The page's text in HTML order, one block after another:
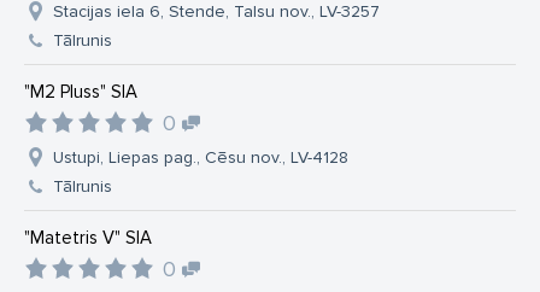
Stacijas iela 6, Stende, Talsu nov., LV-3257
Tālrunis
"M2 Pluss" SIA
0
Ustupi, Liepas pag., Cēsu nov., LV-4128
Tālrunis
"Matetris V" SIA
0